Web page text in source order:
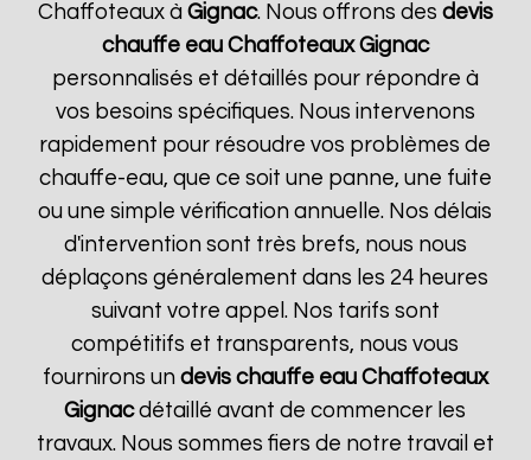
Chaffoteaux à Gignac. Nous offrons des devis
chauffe eau Chaffoteaux Gignac
personnalisés et détaillés pour répondre à
vos besoins spécifiques. Nous intervenons
rapidement pour résoudre vos problèmes de
chauffe-eau, que ce soit une panne, une fuite
ou une simple vérification annuelle. Nos délais
d'intervention sont très brefs, nous nous
déplaçons généralement dans les 24 heures
suivant votre appel. Nos tarifs sont
compétitifs et transparents, nous vous
fournirons un devis chauffe eau Chaffoteaux
Gignacdétaillé avant de commencer les
travaux. Nous sommes fiers de notre travail et